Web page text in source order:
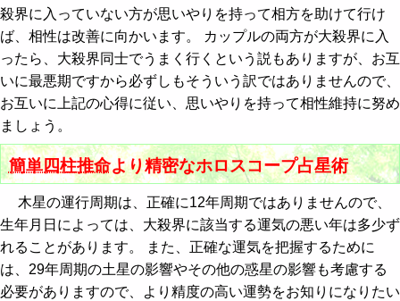
殺界に入っていない方が思いやりを持って相方を助けて行け
ば、相性は改善に向かいます。 カップルの両方が大殺界に入
ったら、大殺界同士でうまく行くという説もありますが、お互
いに最悪期ですから必ずしもそういう訳ではありませんので、
お互いに上記の心得に従い、思いやりを持って相性維持に努め
ましょう。
簡単四柱推命より精密なホロスコープ占星術
木星の運行周期は、正確に12年周期ではありませんので、
生年月日によっては、大殺界に該当する運気の悪い年は多少ず
れることがあります。 また、正確な運気を把握するために
は、29年周期の土星の影響やその他の惑星の影響も考慮する
必要がありますので、より精度の高い運勢をお知りになりたい